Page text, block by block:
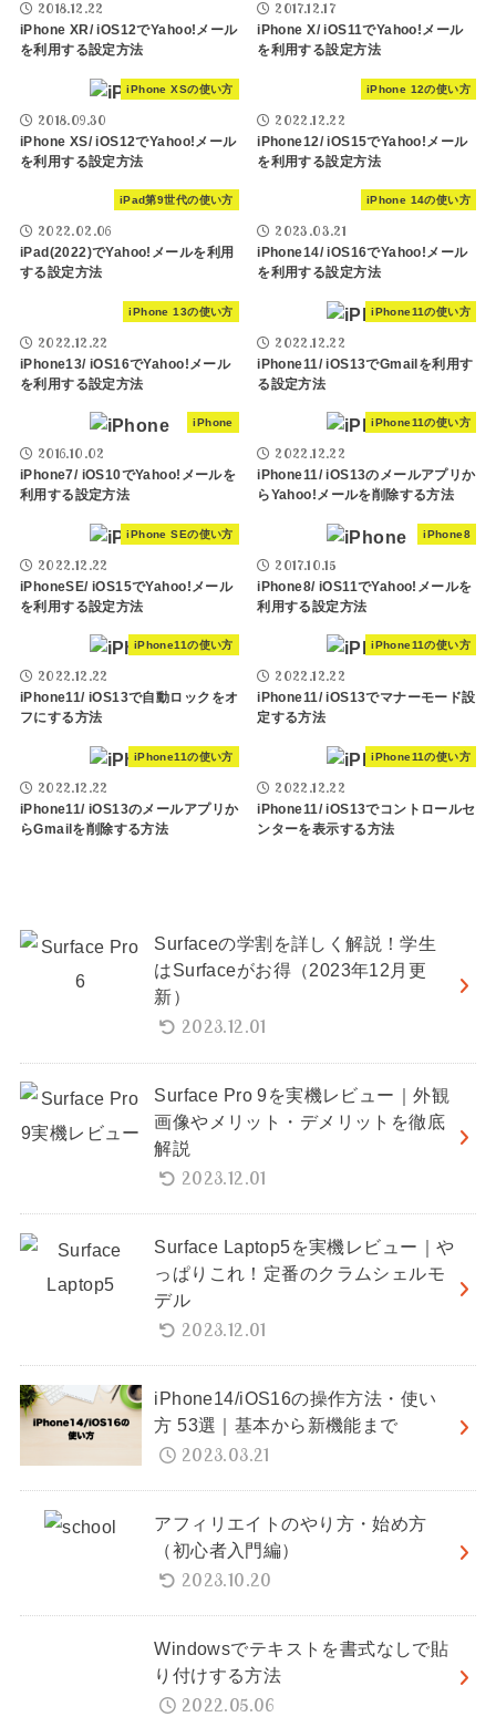
2018.12.22
iPhone XR/ iOS12でYahoo!メール
を利用する設定方法
2017.12.17
iPhone X/ iOS11でYahoo!メール
を利用する設定方法
iPhone XSの使い方
2018.09.30
iPhone XS/ iOS12でYahoo!メール
を利用する設定方法
iPhone 12の使い方
2022.12.22
iPhone12/ iOS15でYahoo!メール
を利用する設定方法
iPad第9世代の使い方
2022.02.06
iPad(2022)でYahoo!メールを利用
する設定方法
iPhone 14の使い方
2023.03.21
iPhone14/ iOS16でYahoo!メール
を利用する設定方法
iPhone 13の使い方
2022.12.22
iPhone13/ iOS16でYahoo!メール
を利用する設定方法
iPhone11の使い方
2022.12.22
iPhone11/ iOS13でGmailを利用す
る設定方法
iPhone
2016.10.02
iPhone7/ iOS10でYahoo!メールを
利用する設定方法
iPhone11の使い方
2022.12.22
iPhone11/ iOS13のメールアプリか
らYahoo!メールを削除する方法
iPhone SEの使い方
2022.12.22
iPhoneSE/ iOS15でYahoo!メール
を利用する設定方法
iPhone8
2017.10.15
iPhone8/ iOS11でYahoo!メールを
利用する設定方法
iPhone11の使い方
2022.12.22
iPhone11/ iOS13で自動ロックをオ
フにする方法
iPhone11の使い方
2022.12.22
iPhone11/ iOS13でマナーモード設
定する方法
iPhone11の使い方
2022.12.22
iPhone11/ iOS13のメールアプリか
らGmailを削除する方法
iPhone11の使い方
2022.12.22
iPhone11/ iOS13でコントロールセ
ンターを表示する方法
Surfaceの学割を詳しく解説！学生
はSurfaceがお得（2023年12月更
新）
2023.12.01
Surface Pro 9を実機レビュー｜外観
画像やメリット・デメリットを徹底
解説
2023.12.01
Surface Laptop5を実機レビュー｜や
っぱりこれ！定番のクラムシェルモ
デル
2023.12.01
iPhone14/iOS16の操作方法・使い
方 53選｜基本から新機能まで
2023.03.21
アフィリエイトのやり方・始め方
（初心者入門編）
2023.10.20
Windowsでテキストを書式なしで貼
り付けする方法
2022.05.06